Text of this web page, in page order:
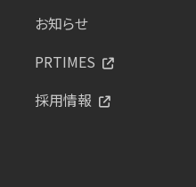
お知らせ
PRTIMES
採用情報